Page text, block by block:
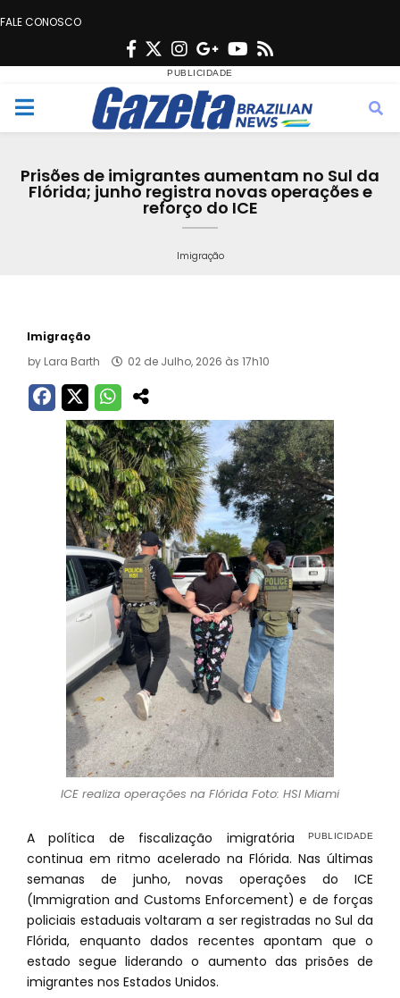
FALE CONOSCO
F
c
e
o
o
T
w
i
t
e
r
n
s
t
g
r
a
m
G
o
o
g
e
Y
u
t
b
e
s
M
Prisões de imigrantes aumentam no Sul da
Flórida; junho registra novas operações e
reforço do ICE
Imigração
Imigração
by Lara Barth 02 de Julho, 2026 às 17h10
ICE realiza operações na Flórida Foto: HSI Miami
A política de fiscalização imigratória
continua em ritmo acelerado na Flórida. Nas últimas
semanas de junho, novas operações do ICE
(Immigration and Customs Enforcement) e de forças
policiais estaduais voltaram a ser registradas no Sul da
Flórida, enquanto dados recentes apontam que o
estado segue liderando o aumento das prisões de
imigrantes nos Estados Unidos.